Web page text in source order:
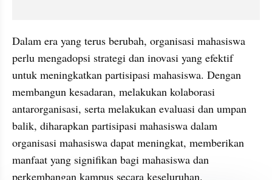
Dalam era yang terus berubah, organisasi mahasiswa
perlu mengadopsi strategi dan inovasi yang efektif
untuk meningkatkan partisipasi mahasiswa. Dengan
membangun kesadaran, melakukan kolaborasi
antarorganisasi, serta melakukan evaluasi dan umpan
balik, diharapkan partisipasi mahasiswa dalam
organisasi mahasiswa dapat meningkat, memberikan
manfaat yang signifikan bagi mahasiswa dan
perkembangan kampus secara keseluruhan.